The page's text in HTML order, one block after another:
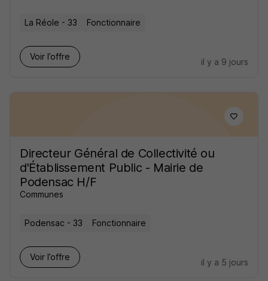
La Réole - 33 Fonctionnaire
Voir l’offre
il y a 9 jours
Directeur Général de Collectivité ou
d'Établissement Public - Mairie de
Podensac H/F
Communes
Podensac - 33 Fonctionnaire
Voir l’offre
il y a 5 jours